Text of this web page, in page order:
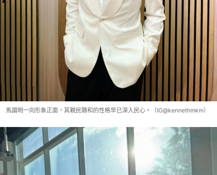
馬國明一向形象正面，其親民隨和的性格早已深入民心。（IG@kennethmkm）